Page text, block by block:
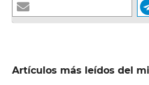
Artículos más leídos del